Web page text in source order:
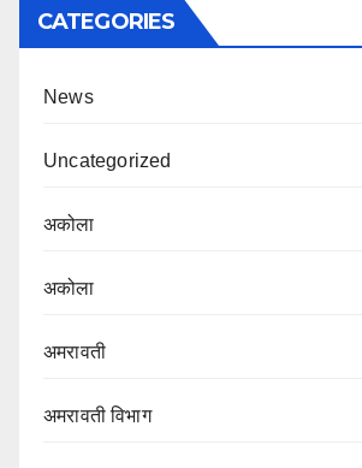
CATEGORIES
News
Uncategorized
अकोला
अकोला
अमरावती
अमरावती विभाग‌